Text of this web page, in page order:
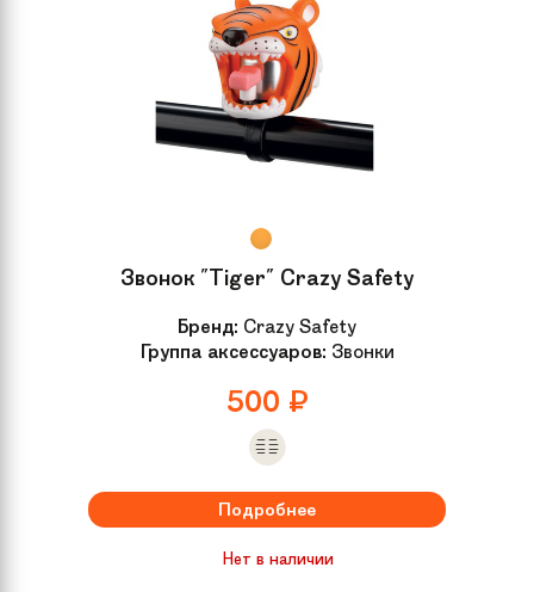
Звонок "Tiger" Crazy Safety
Бренд: Crazy Safety
Группа аксессуаров: Звонки
500 ₽
Подробнее
Нет в наличии